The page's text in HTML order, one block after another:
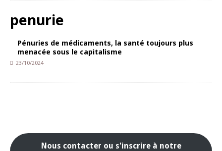
penurie
Pénuries de médicaments, la santé toujours plus
menacée sous le capitalisme
23/10/2024
Nous contacter ou s'inscrire à notre